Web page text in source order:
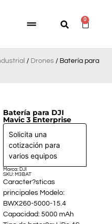
0
/ Drones / Batería para
Batería para DJI
Mavic 3 Enterprise
Solicita una
cotización para
varios equipos
Marca: DJI
SKU: M3BAT
Caracter?sticas
principales Modelo:
BWX260-5000-15.4
Capacidad: 5000 mAh